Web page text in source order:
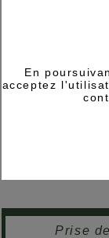
En
acceptez
Prise